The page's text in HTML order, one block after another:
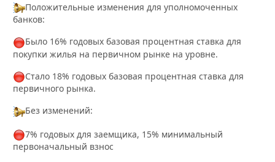
Положительные изменения для уполномоченных
банков:
Было 16% годовых базовая процентная ставка для
покупки жилья на первичном рынке на уровне.
Стало 18% годовых базовая процентная ставка для
первичного рынка.
Без изменений:
7% годовых для заемщика, 15% минимальный
первоначальный взнос